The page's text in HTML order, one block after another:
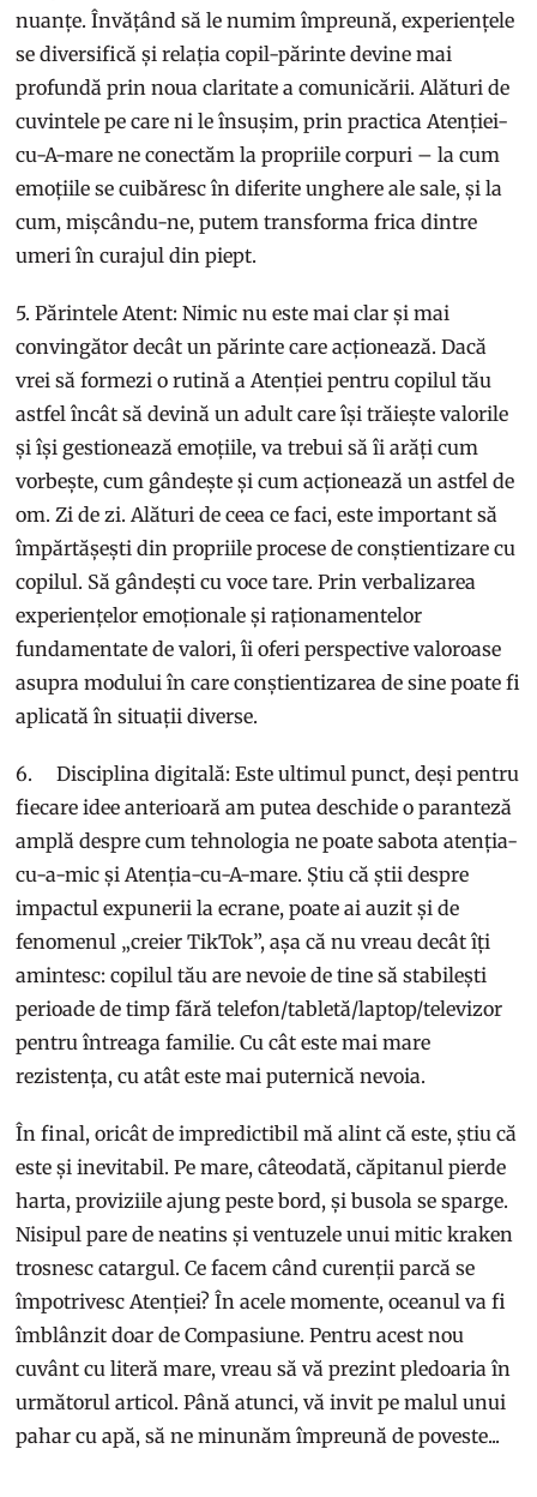
nuanțe. Învățând să le numim împreună, experiențele
se diversifică și relația copil-părinte devine mai
profundă prin noua claritate a comunicării. Alături de
cuvintele pe care ni le însușim, prin practica Atenției-
cu-A-mare ne conectăm la propriile corpuri – la cum
emoțiile se cuibăresc în diferite unghere ale sale, și la
cum, mișcându-ne, putem transforma frica dintre
umeri în curajul din piept.
5. Părintele Atent: Nimic nu este mai clar și mai
convingător decât un părinte care acționează. Dacă
vrei să formezi o rutină a Atenției pentru copilul tău
astfel încât să devină un adult care își trăiește valorile
și își gestionează emoțiile, va trebui să îi arăți cum
vorbește, cum gândește și cum acționează un astfel de
om. Zi de zi. Alături de ceea ce faci, este important să
împărtășești din propriile procese de conștientizare cu
copilul. Să gândești cu voce tare. Prin verbalizarea
experiențelor emoționale și raționamentelor
fundamentate de valori, îi oferi perspective valoroase
asupra modului în care conștientizarea de sine poate fi
aplicată în situații diverse.
6. Disciplina digitală: Este ultimul punct, deși pentru
fiecare idee anterioară am putea deschide o paranteză
amplă despre cum tehnologia ne poate sabota atenția-
cu-a-mic și Atenția-cu-A-mare. Știu că știi despre
impactul expunerii la ecrane, poate ai auzit și de
fenomenul „creier TikTok”, așa că nu vreau decât îți
amintesc: copilul tău are nevoie de tine să stabilești
perioade de timp fără telefon/tabletă/laptop/televizor
pentru întreaga familie. Cu cât este mai mare
rezistența, cu atât este mai puternică nevoia.
În final, oricât de impredictibil mă alint că este, știu că
este și inevitabil. Pe mare, câteodată, căpitanul pierde
harta, proviziile ajung peste bord, și busola se sparge.
Nisipul pare de neatins și ventuzele unui mitic kraken
trosnesc catargul. Ce facem când curenții parcă se
împotrivesc Atenției? În acele momente, oceanul va fi
îmblânzit doar de Compasiune. Pentru acest nou
cuvânt cu literă mare, vreau să vă prezint pledoaria în
următorul articol. Până atunci, vă invit pe malul unui
pahar cu apă, să ne minunăm împreună de poveste...